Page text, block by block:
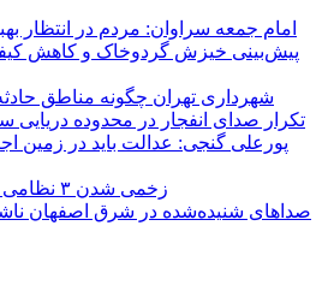
امام جمعه سراوان: مردم در انتظار
پیش‌بینی خیزش گردوخاک و کاهش
شهرداری تهران چگونه مناطق
تکرار صدای انفجار در محدوده
پورعلی گنجی: عدالت باید در زمین
زخمی شدن ۳ نظامی صهیونیست در جنوب لبنان
صداهای شنیده‌شده در شرق اصفهان